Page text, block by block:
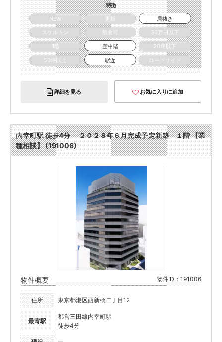
特徴
NEW
更新
居抜き
スケルトン
飲食可
30万円以下
1階
空中階
20坪以下
50坪以上
駅近 ロードサイド
詳細を見る お気に入りに追加
内幸町駅 徒歩4分 ２０２８年６月完成予定新築 １階 【業
種相談】 (191006)
物件概要 物件ID：191006
住所 東京都港区西新橋二丁目12
最寄駅
都営三田線内幸町駅
徒歩4分